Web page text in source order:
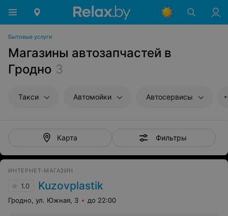
Бытовые услуги
Магазины автозапчастей в
Гродно 3
Такси Автомойки Автосервисы
Карта Фильтры
ИНТЕРНЕТ-МАГАЗИН
1.0 Kuzovplastik
Гродно, ул. Южная, 3 до 22:00